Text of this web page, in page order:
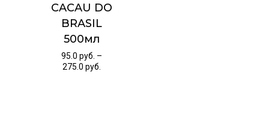
CACAU DO
BRASIL
500мл
95.0 руб. –
275.0 руб.